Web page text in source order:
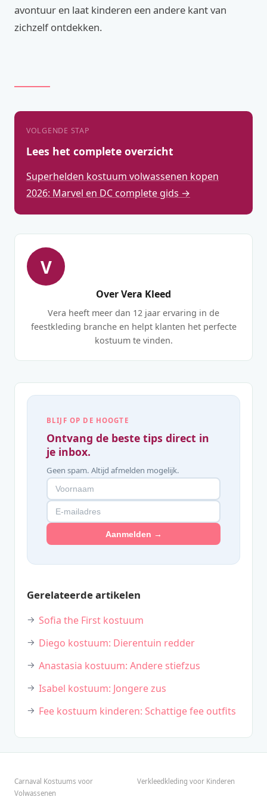
avontuur en laat kinderen een andere kant van
zichzelf ontdekken.
VOLGENDE STAP
Lees het complete overzicht
Superhelden kostuum volwassenen kopen
2026: Marvel en DC complete gids →
V
Over Vera Kleed
Vera heeft meer dan 12 jaar ervaring in de
feestkleding branche en helpt klanten het perfecte
kostuum te vinden.
BLIJF OP DE HOOGTE
Ontvang de beste tips direct in
je inbox.
Geen spam. Altijd afmelden mogelijk.
Aanmelden →
Gerelateerde artikelen
Sofia the First kostuum
Diego kostuum: Dierentuin redder
Anastasia kostuum: Andere stiefzus
Isabel kostuum: Jongere zus
Fee kostuum kinderen: Schattige fee outfits
Carnaval Kostuums voor
Volwassenen
Verkleedkleding voor Kinderen